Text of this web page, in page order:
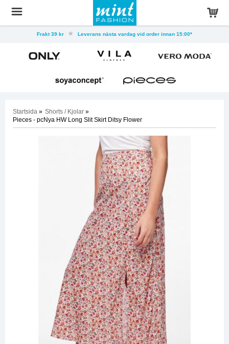
Frakt 39 kr Leverans nästa vardag vid order innan 15:00*
Startsida » Shorts / Kjolar »
Pieces - pcNya HW Long Slit Skirt Ditsy Flower